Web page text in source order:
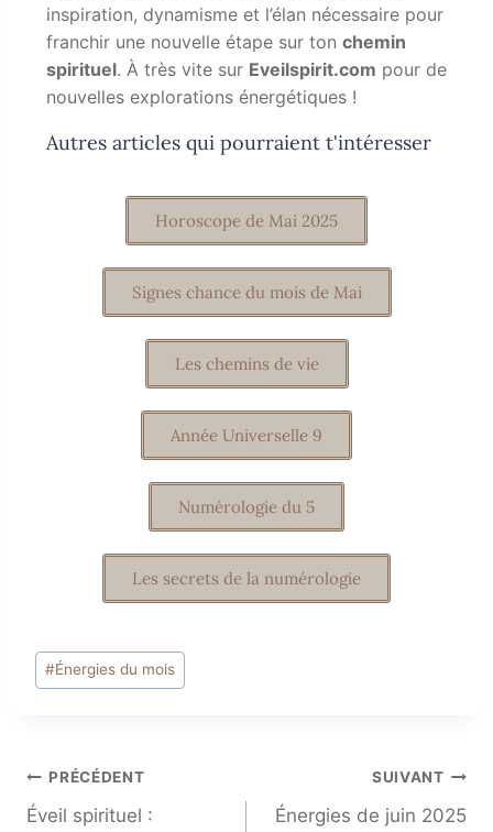
inspiration, dynamisme et l’élan nécessaire pour
franchir une nouvelle étape sur ton chemin
spirituel. À très vite sur Eveilspirit.com pour de
nouvelles explorations énergétiques !
Autres articles qui pourraient t'intéresser
Horoscope de Mai 2025
Signes chance du mois de Mai
Les chemins de vie
Année Universelle 9
Numérologie du 5
Les secrets de la numérologie
#Énergies du mois
PRÉCÉDENT
Éveil spirituel :
SUIVANT
Énergies de juin 2025